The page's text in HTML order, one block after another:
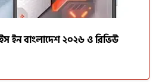
ইন বাংলাদেশ ২০২৬ ও রিভিউ